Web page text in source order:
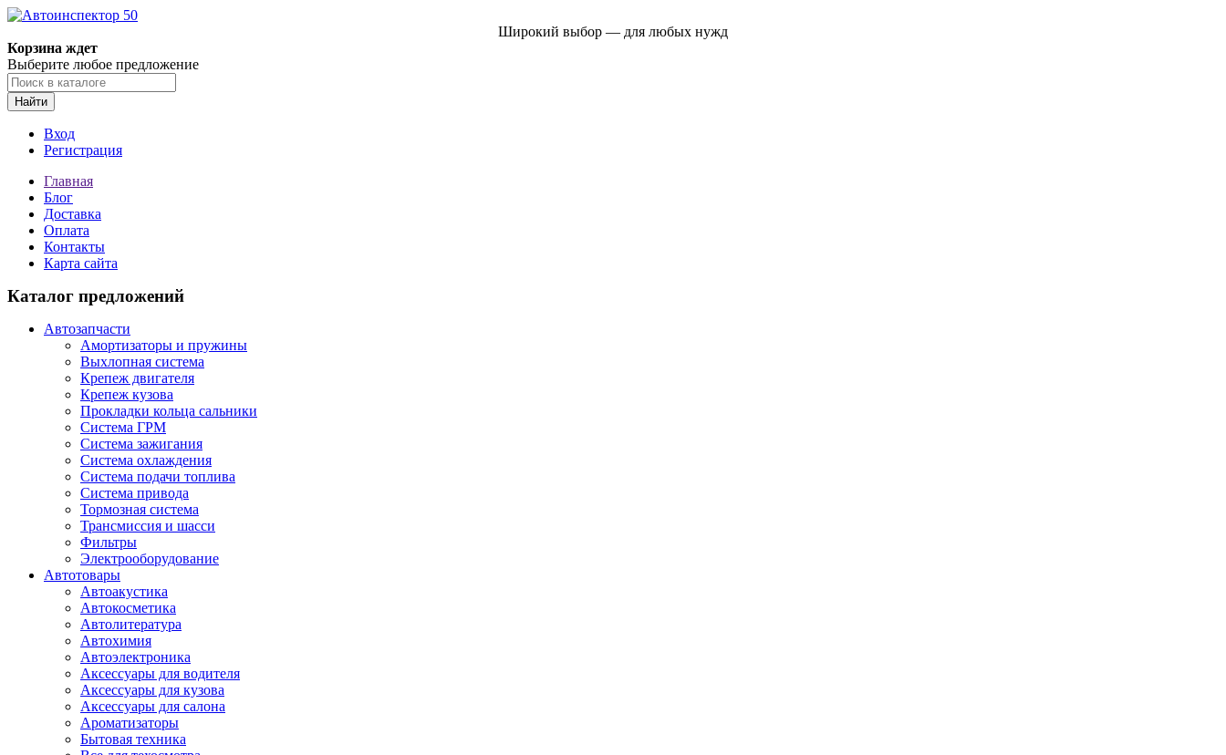
Широкий выбор — для любых нужд
Корзина ждет
Выберите любое предложение
Найти
Вход
Регистрация
Главная
Блог
Доставка
Оплата
Контакты
Карта сайта
Каталог предложений
Автозапчасти
Амортизаторы и пружины
Выхлопная система
Крепеж двигателя
Крепеж кузова
Прокладки кольца сальники
Система ГРМ
Система зажигания
Система охлаждения
Система подачи топлива
Система привода
Тормозная система
Трансмиссия и шасси
Фильтры
Электрооборудование
Автотовары
Автоакустика
Автокосметика
Автолитература
Автохимия
Автоэлектроника
Аксессуары для водителя
Аксессуары для кузова
Аксессуары для салона
Ароматизаторы
Бытовая техника